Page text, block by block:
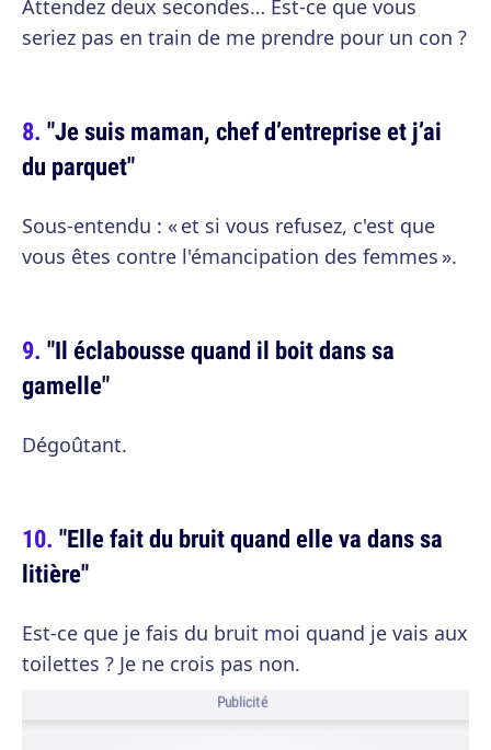
Attendez deux secondes… Est-ce que vous
seriez pas en train de me prendre pour un con ?
"Je suis maman, chef d’entreprise et j’ai
du parquet"
Sous-entendu : « et si vous refusez, c'est que
vous êtes contre l'émancipation des femmes ».
"Il éclabousse quand il boit dans sa
gamelle"
Dégoûtant.
"Elle fait du bruit quand elle va dans sa
litière"
Est-ce que je fais du bruit moi quand je vais aux
toilettes ? Je ne crois pas non.
Publicité